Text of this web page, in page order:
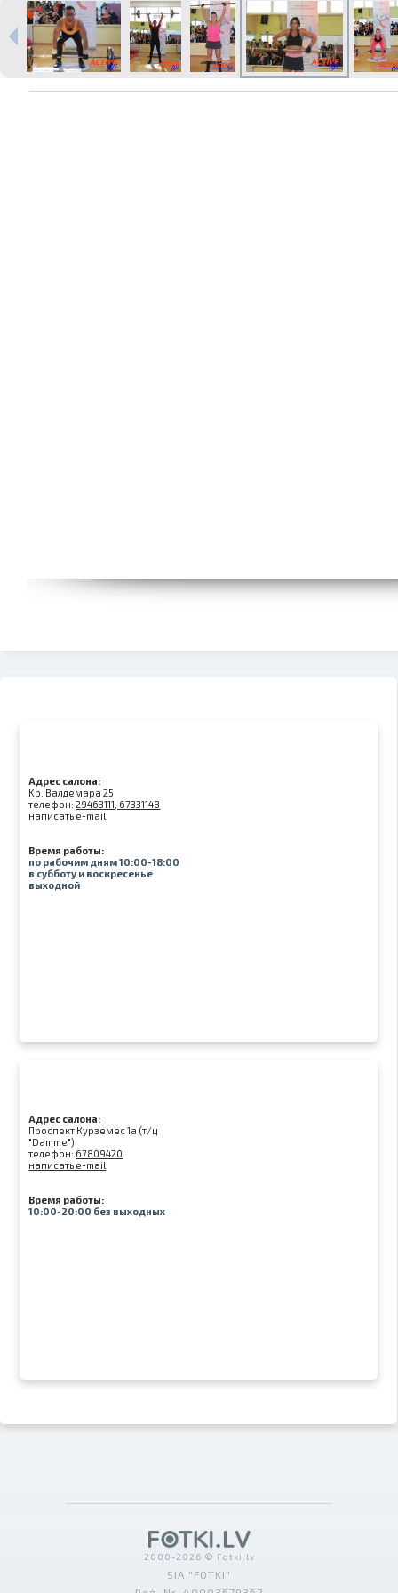
Печать в течение 1 часа в Риге –
закажите онлайн
Различные форматы и виды
Адрес салона:
Kр. Валдемара 25
телефон:29463111, 67331148
написать e-mail
Время работы:
по рабочим дням 10:00-18:00
в субботу и воскресенье
выходной
Адрес салона:
Проспект Курземес 1а (т/ц
"Damme")
телефон: 67809420
написать e-mail
Время работы:
10:00-20:00 без выходных
2000-2026 © Fotki.lv
SIA "FOTKI"